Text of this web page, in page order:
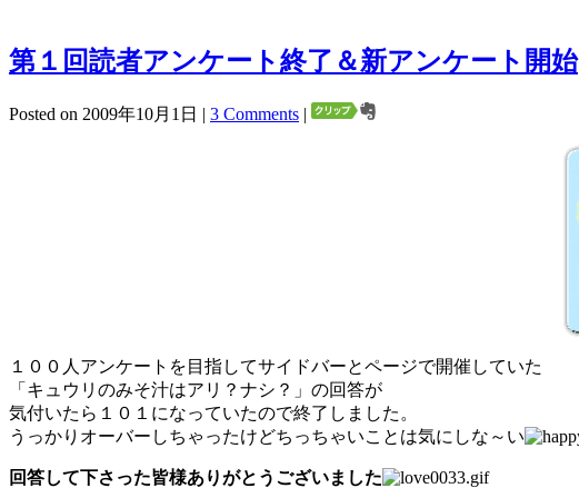
第１回読者アンケート終了＆新アンケート開始
Posted on 2009年10月1日 | 3 Comments |
１００人アンケートを目指してサイドバーとページで開催していた
「キュウリのみそ汁はアリ？ナシ？」の回答が
気付いたら１０１になっていたので終了しました。
うっかりオーバーしちゃったけどちっちゃいことは気にしな～い
回答して下さった皆様ありがとうございました